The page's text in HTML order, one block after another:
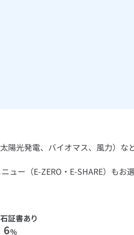
陽光発電、バイオマス、風力）な
ー（E-ZERO・E-SHARE）もお